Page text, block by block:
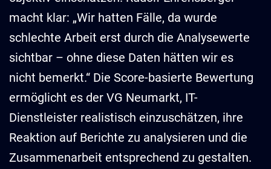
macht klar: „Wir hatten Fälle, da wurde
schlechte Arbeit erst durch die Analysewerte
sichtbar – ohne diese Daten hätten wir es
nicht bemerkt.“ Die Score-basierte Bewertung
ermöglicht es der VG Neumarkt, IT-
Dienstleister realistisch einzuschätzen, ihre
Reaktion auf Berichte zu analysieren und die
Zusammenarbeit entsprechend zu gestalten.